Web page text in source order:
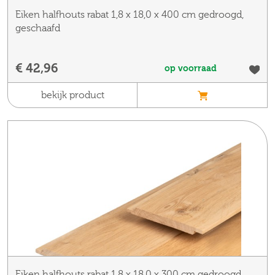
Eiken halfhouts rabat 1,8 x 18,0 x 400 cm gedroogd,
geschaafd
€ 42,96 op voorraad
bekijk product